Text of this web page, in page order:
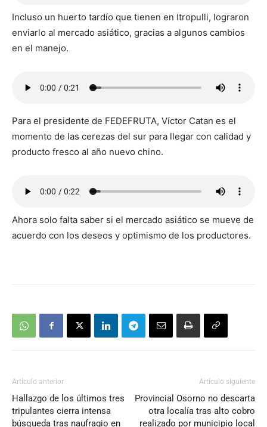
Incluso un huerto tardío que tienen en Itropulli, lograron
enviarlo al mercado asiático, gracias a algunos cambios
en el manejo.
Para el presidente de FEDEFRUTA, Víctor Catan es el
momento de las cerezas del sur para llegar con calidad y
producto fresco al año nuevo chino.
Ahora solo falta saber si el mercado asiático se mueve de
acuerdo con los deseos y optimismo de los productores.
Artículo anterior
Hallazgo de los últimos tres
tripulantes cierra intensa
búsqueda tras naufragio en
Artículo siguiente
Provincial Osorno no descarta
otra localía tras alto cobro
realizado por municipio local